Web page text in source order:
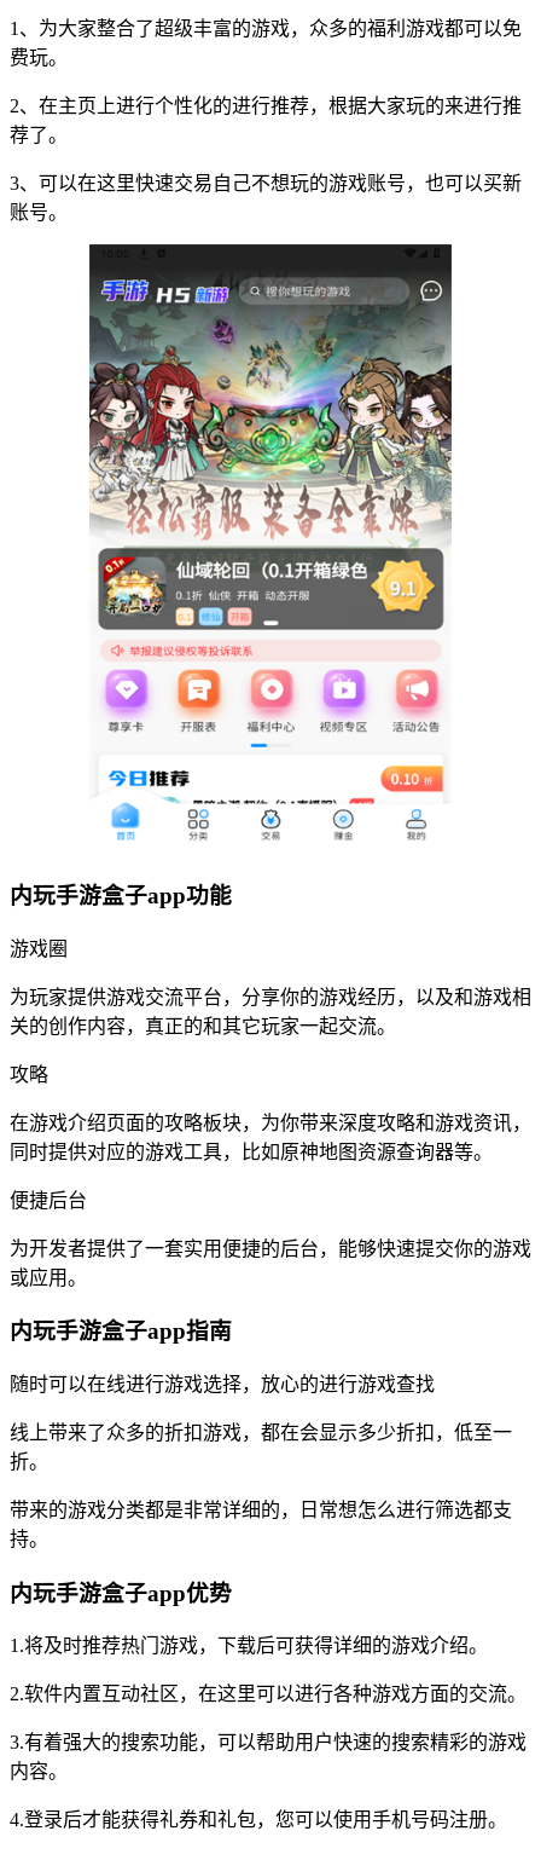
1、为大家整合了超级丰富的游戏，众多的福利游戏都可以免
费玩。
2、在主页上进行个性化的进行推荐，根据大家玩的来进行推
荐了。
3、可以在这里快速交易自己不想玩的游戏账号，也可以买新
账号。
内玩手游盒子app功能
游戏圈
为玩家提供游戏交流平台，分享你的游戏经历，以及和游戏相
关的创作内容，真正的和其它玩家一起交流。
攻略
在游戏介绍页面的攻略板块，为你带来深度攻略和游戏资讯，
同时提供对应的游戏工具，比如原神地图资源查询器等。
便捷后台
为开发者提供了一套实用便捷的后台，能够快速提交你的游戏
或应用。
内玩手游盒子app指南
随时可以在线进行游戏选择，放心的进行游戏查找
线上带来了众多的折扣游戏，都在会显示多少折扣，低至一
折。
带来的游戏分类都是非常详细的，日常想怎么进行筛选都支
持。
内玩手游盒子app优势
1.将及时推荐热门游戏，下载后可获得详细的游戏介绍。
2.软件内置互动社区，在这里可以进行各种游戏方面的交流。
3.有着强大的搜索功能，可以帮助用户快速的搜索精彩的游戏
内容。
4.登录后才能获得礼券和礼包，您可以使用手机号码注册。